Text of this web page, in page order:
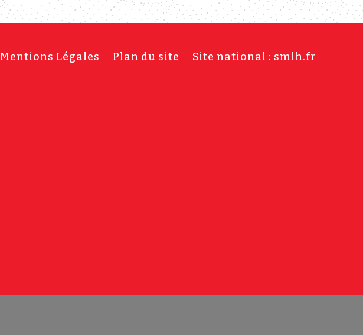
Mentions Légales Plan du site Site national : smlh.fr